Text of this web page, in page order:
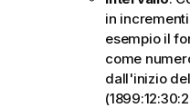
in
esempio il
come
dall'inizio